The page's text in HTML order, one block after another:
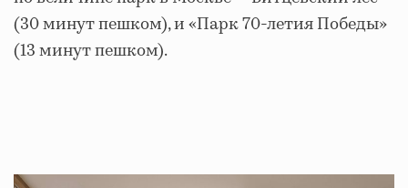
(30 минут пешком), и «Парк 70-летия Победы»
(13 минут пешком).